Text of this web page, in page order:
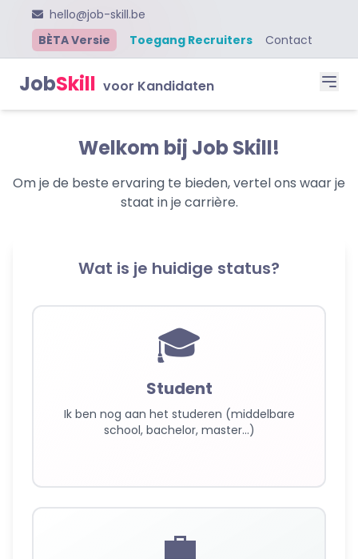
hello@job-skill.be
BÈTA Versie
Toegang Recruiters Contact
JobSkill voor Kandidaten
Welkom bij Job Skill!
Om je de beste ervaring te bieden, vertel ons waar je
staat in je carrière.
Wat is je huidige status?
🎓
Student
Ik ben nog aan het studeren (middelbare
school, bachelor, master...)
💼